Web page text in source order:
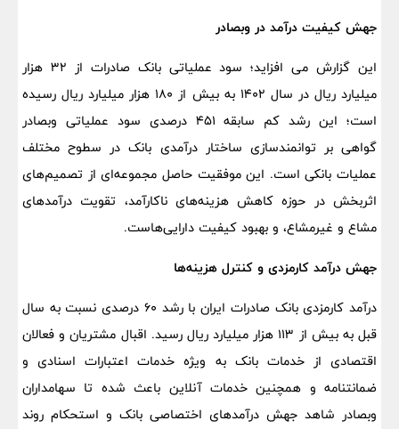
جهش کیفیت درآمد در وبصادر
این گزارش می افزاید؛ سود عملیاتی بانک صادرات از ۳۲ هزار
میلیارد ریال در سال ۱۴۰۲ به بیش از ۱۸۰ هزار میلیارد ریال رسیده
است؛ این رشد کم سابقه ۴۵۱ درصدی سود عملیاتی وبصادر
گواهی بر توانمندسازی ساختار درآمدی بانک در سطوح مختلف
عملیات بانکی است. این موفقیت حاصل مجموعه‌ای از تصمیم‌های
اثربخش در حوزه کاهش هزینه‌های ناکارآمد، تقویت درآمدهای
مشاع و غیرمشاع، و بهبود کیفیت دارایی‌هاست.
جهش درآمد کارمزدی و کنترل هزینه‌ها
درآمد کارمزدی بانک صادرات ایران با رشد ۶۰ درصدی نسبت به سال
قبل به بیش از ۱۱۳ هزار میلیارد ریال رسید. اقبال مشتریان و فعالان
اقتصادی از خدمات بانک به ویژه خدمات اعتبارات اسنادی و
ضمانتنامه و همچنین خدمات آنلاین باعث شده تا سهامداران
وبصادر شاهد جهش درآمدهای اختصاصی بانک و استحکام روند